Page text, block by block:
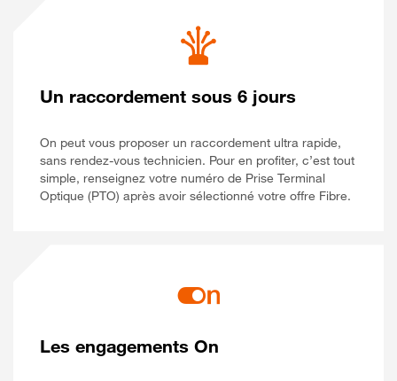
Un raccordement sous 6 jours
On peut vous proposer un raccordement ultra rapide,
sans rendez-vous technicien. Pour en profiter, c’est tout
simple, renseignez votre numéro de Prise Terminal
Optique (PTO) après avoir sélectionné votre offre Fibre.
Les engagements On